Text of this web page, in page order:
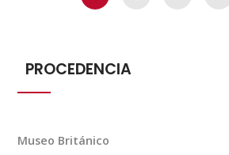
PROCEDENCIA
Museo Británico